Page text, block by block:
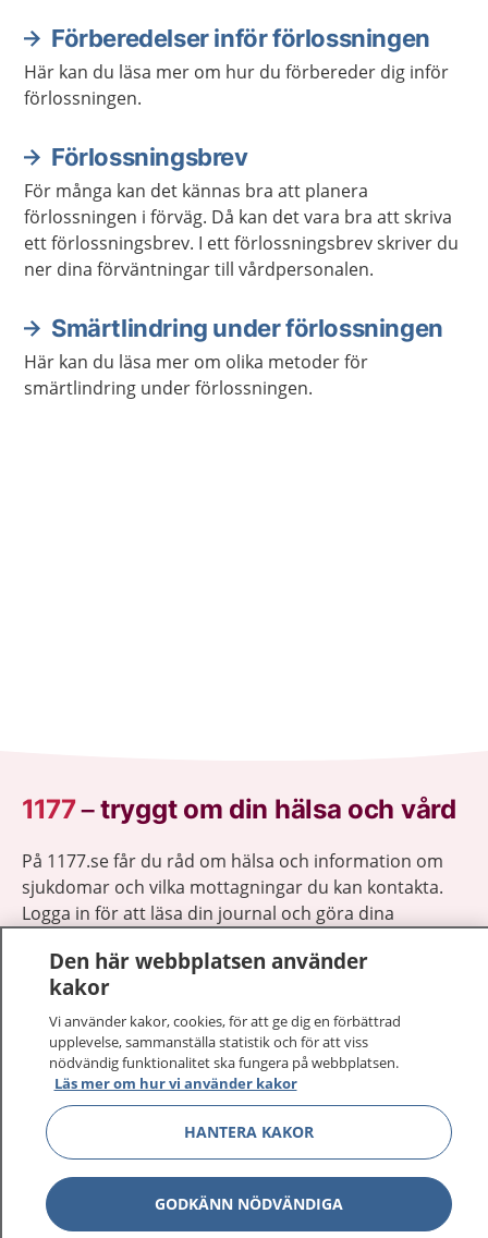
Förberedelser inför förlossningen
Här kan du läsa mer om hur du förbereder dig inför
förlossningen.
Förlossningsbrev
För många kan det kännas bra att planera
förlossningen i förväg. Då kan det vara bra att skriva
ett förlossningsbrev. I ett förlossningsbrev skriver du
ner dina förväntningar till vårdpersonalen.
Smärtlindring under förlossningen
Här kan du läsa mer om olika metoder för
smärtlindring under förlossningen.
1177–tryggt om din hälsa och vård
På 1177.se får du råd om hälsa och information om
sjukdomar och vilka mottagningar du kan kontakta.
Logga in för att läsa din journal och göra dina
sjukvårdsrådgivning dygnet runt.
1177 ger dig råd när du vill må bättre.
1177 på flera språk Visa
Om 1177 Visa
Den här webbplatsen använder
kakor
Vi använder kakor, cookies, för att ge dig en förbättrad
upplevelse, sammanställa statistik och för att viss
nödvändig funktionalitet ska fungera på webbplatsen.
Läs mer om hur vi använder kakor
HANTERA KAKOR
GODKÄNN NÖDVÄNDIGA